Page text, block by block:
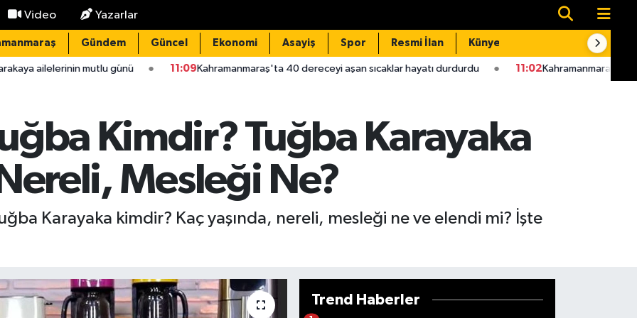
Video Yazarlar
Gündem Güncel Ekonomi Asayiş Spor Resmi İlan Künye
günü 11:09Kahramanmaraş'ta 40 dereceyi aşan sıcaklar hayatı durdurdu 11:02Kahramanmaraş'ta bazı yollar trafiğe
Kimdir? Tuğba Karayaka
Nereli, Mesleği Ne?
Karayaka kimdir? Kaç yaşında, nereli, mesleği ne ve elendi mi? İşte
Trend Haberler